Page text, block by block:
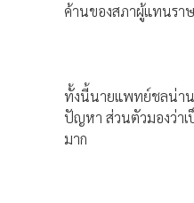
ค้านของสภาผู้แทนรา
ทั้งนี้นายแพทย์ชลน่าน
ปัญหา ส่วนตัวมองว่าเ
มาก